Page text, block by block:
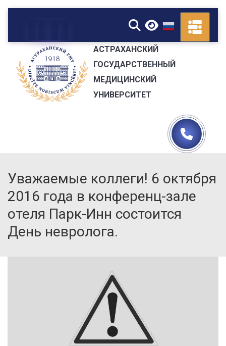
▼
АСТРАХАНСКИЙ
ГОСУДАРСТВЕННЫЙ
МЕДИЦИНСКИЙ
УНИВЕРСИТЕТ
Уважаемые коллеги! 6 октября
2016 года в конференц-зале
отеля Парк-Инн состоится
День невролога.